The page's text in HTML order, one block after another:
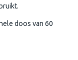
doos van 60